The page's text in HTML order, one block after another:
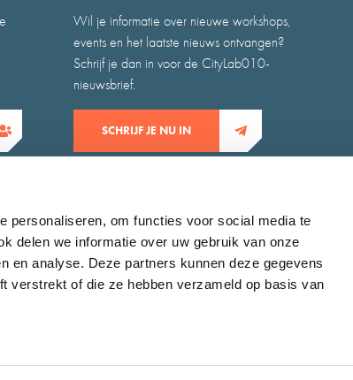
personaliseren, om functies voor social media te
delen we informatie over uw gebruik van onze
en analyse. Deze partners kunnen deze gegevens
verstrekt of die ze hebben verzameld op basis van
Wil je informatie over nieuwe workshops,
events en het laatste nieuws ontvangen?
Schrijf je dan in voor de CityLab010-
nieuwsbrief.
SCHRIJF JE NU IN